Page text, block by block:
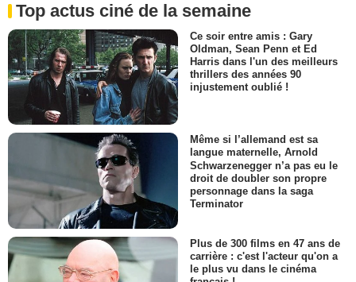
Top actus ciné de la semaine
Ce soir entre amis : Gary
Oldman, Sean Penn et Ed
Harris dans l'un des meilleurs
thrillers des années 90
injustement oublié !
Même si l’allemand est sa
langue maternelle, Arnold
Schwarzenegger n’a pas eu le
droit de doubler son propre
personnage dans la saga
Terminator
Plus de 300 films en 47 ans de
carrière : c'est l'acteur qu'on a
le plus vu dans le cinéma